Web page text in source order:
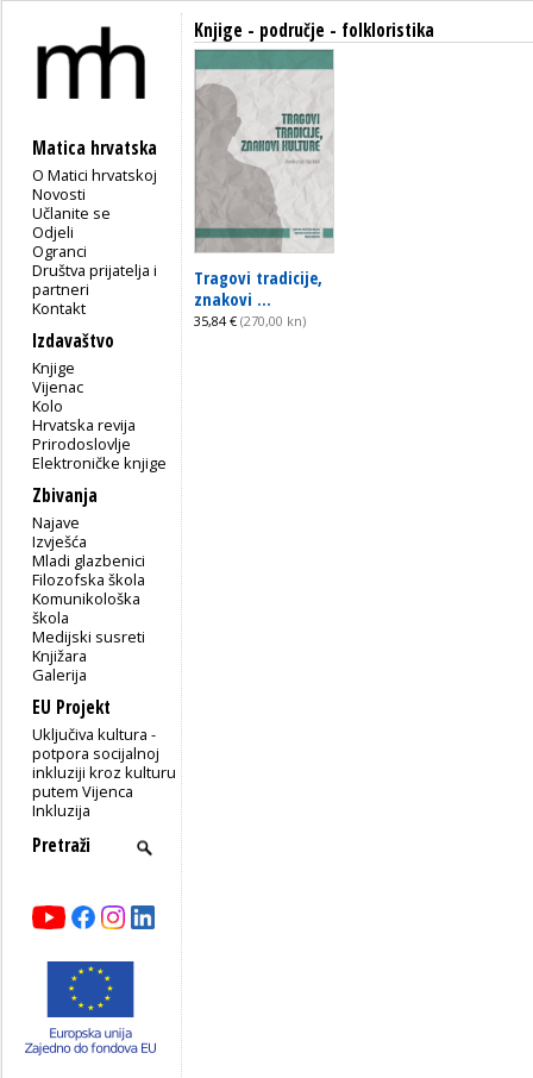
Matica hrvatska
O Matici hrvatskoj
Novosti
Učlanite se
Odjeli
Ogranci
Društva prijatelja i
partneri
Kontakt
Izdavaštvo
Knjige
Vijenac
Kolo
Hrvatska revija
Prirodoslovlje
Elektroničke knjige
Zbivanja
Najave
Izvješća
Mladi glazbenici
Filozofska škola
Komunikološka
škola
Medijski susreti
Knjižara
Galerija
EU Projekt
Uključiva kultura -
potpora socijalnoj
inkluziji kroz kulturu
putem Vijenca
Inkluzija
Knjige - područje - folkloristika
Tragovi tradicije,
znakovi ...
35,84 € (270,00 kn)